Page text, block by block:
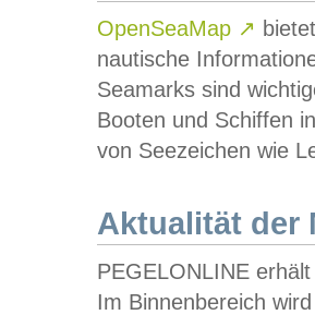
OpenSeaMap ↗
nautische
Seamarks sind
Booten und Schiffen
von Seezeichen wie
Aktualität der
PEGELONLINE
Im Binnenbereich